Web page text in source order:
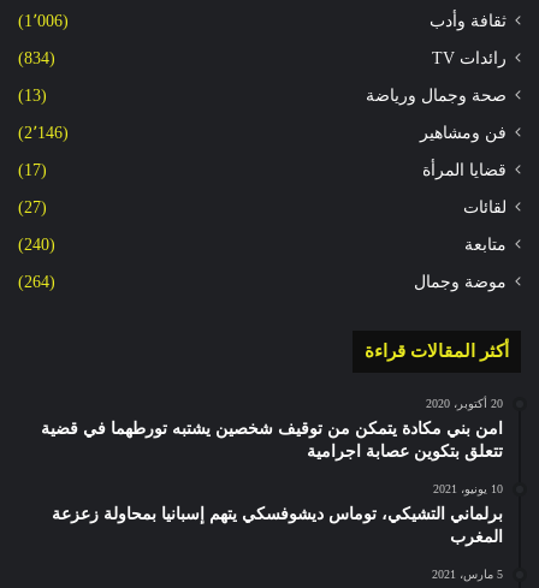
ثقافة وأدب (1٬006)
رائدات TV (834)
صحة وجمال ورياضة (13)
فن ومشاهير (2٬146)
قضايا المرأة (17)
لقائات (27)
متابعة (240)
موضة وجمال (264)
أكثر المقالات قراءة
20 أكتوبر، 2020
امن بني مكادة يتمكن من توقيف شخصين يشتبه تورطهما في قضية
تتعلق بتكوين عصابة اجرامية
10 يونيو، 2021
برلماني التشيكي، توماس ديشوفسكي يتهم إسبانيا بمحاولة زعزعة
المغرب
5 مارس، 2021